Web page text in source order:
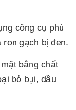
công cụ phù
gạch bị đen.
bằng chất
bỏ bụi, dầu